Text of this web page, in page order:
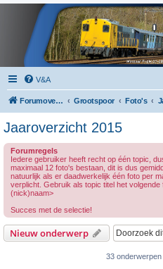
V&A
Forumoverzicht Grootspoor Foto's
Jaaroverzicht 2015
Forumregels
Iedere gebruiker heeft recht op één topic,
maximaal 12 foto's bestaan, dit is dus
natuurlijk als er daadwerkelijk één foto per
verplicht. Gebruik als topic titel het
(nick)naam>
Succes met de selectie!
Nieuw onderwerp
33 onderwerpen